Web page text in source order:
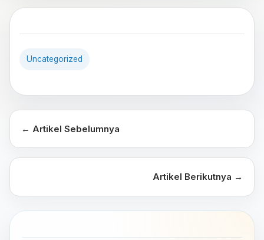
Uncategorized
← Artikel Sebelumnya
Artikel Berikutnya →